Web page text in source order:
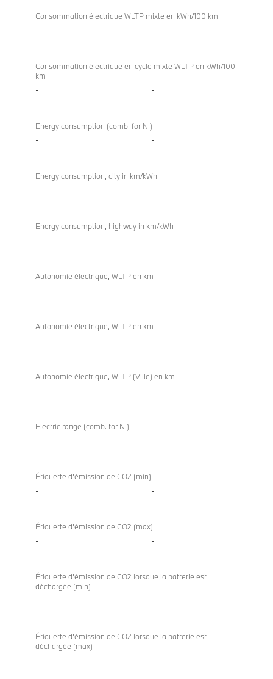
Consommation électrique WLTP mixte en kWh/100 km
- -
Consommation électrique en cycle mixte WLTP en kWh/100
km
- -
Energy consumption (comb. for NI)
- -
Energy consumption, city in km/kWh
- -
Energy consumption, highway in km/kWh
- -
Autonomie électrique, WLTP en km
- -
Autonomie électrique, WLTP en km
- -
Autonomie électrique, WLTP (Ville) en km
- -
Electric range (comb. for NI)
- -
Étiquette d’émission de CO2 (min)
- -
Étiquette d’émission de CO2 (max)
- -
Étiquette d’émission de CO2 lorsque la batterie est
déchargée (min)
- -
Étiquette d’émission de CO2 lorsque la batterie est
déchargée (max)
- -